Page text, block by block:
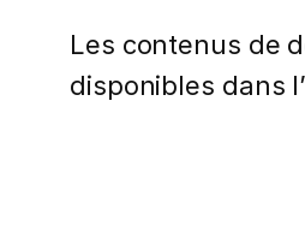
Les contenus de
disponibles dans